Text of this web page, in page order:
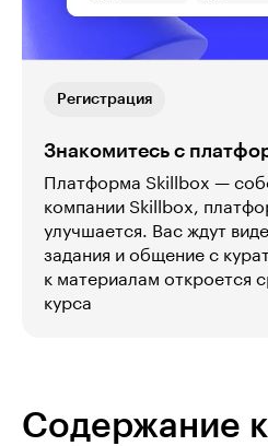
Регистрация
Знакомитесь с
Платформа Skillbox —
компании Skillbox,
улучшается. Вас ждут
задания и общение с
к материалам откроется
курса
Содержание